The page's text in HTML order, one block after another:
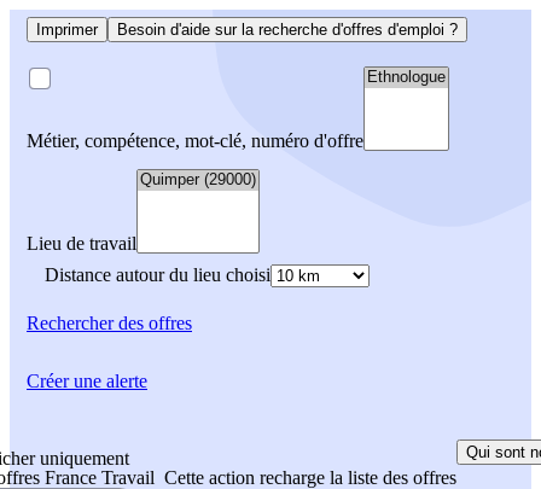
Imprimer Besoin d'aide sur la recherche d'offres d'emploi ?
Métier, compétence, mot-clé, numéro d'offre
Lieu de travail
Distance autour du lieu choisi
Rechercherdes offres
uniquement
France Travail Cette action recharge la liste des offres
Qui sont
Créer une alerte